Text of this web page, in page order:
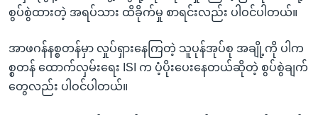
စွပ်စွဲထားတဲ့ အရပ်သား ထိခိုက်မှု စာရင်းလည်း ပါဝင်ပါတယ်။
အာဖဂန်နစ္စတန်မှာ လှုပ်ရှားနေကြတဲ့ သူပုန်အုပ်စု အချို့ကို ပါက
စ္စတန် ထောက်လှမ်းရေး ISI က ပံ့ပိုးပေးနေတယ်ဆိုတဲ့ စွပ်စွဲချက်
တွေလည်း ပါဝင်ပါတယ်။